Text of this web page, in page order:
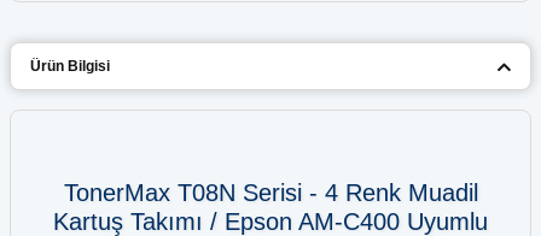
Ürün Bilgisi
TonerMax T08N Serisi - 4 Renk Muadil
Kartuş Takımı / Epson AM-C400 Uyumlu